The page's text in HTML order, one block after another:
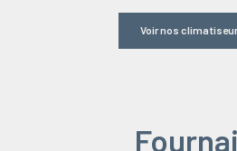
Voir nos